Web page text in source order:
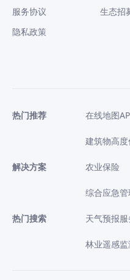
服务协议
隐私政策
生态招
热门推荐 在线地图
建筑物高
解决方案 农业保险
综合应急管
热门搜索 天气预报服
林业遥感监